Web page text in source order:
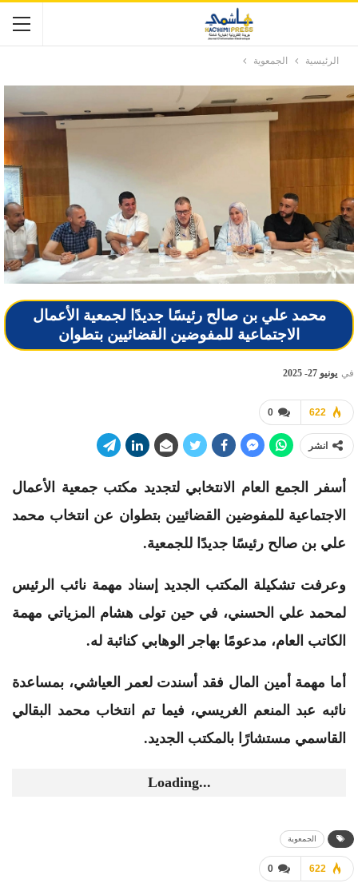
الرئيسية الجمعوية
محمد علي بن صالح رئيسًا جديدًا لجمعية الأعمال
الاجتماعية للمفوضين القضائيين بتطوان
في يونيو 27- 2025
0 622
انشر
أسفر الجمع العام الانتخابي لتجديد مكتب جمعية الأعمال
الاجتماعية للمفوضين القضائيين بتطوان عن انتخاب محمد
علي بن صالح رئيسًا جديدًا للجمعية.
وعرفت تشكيلة المكتب الجديد إسناد مهمة نائب الرئيس
لمحمد علي الحسني، في حين تولى هشام المزياتي مهمة
الكاتب العام، مدعومًا بهاجر الوهابي كنائبة له.
أما مهمة أمين المال فقد أسندت لعمر العياشي، بمساعدة
نائبه عبد المنعم الغريسي، فيما تم انتخاب محمد البقالي
القاسمي مستشارًا بالمكتب الجديد.
Loading...
الجمعوية
0 622